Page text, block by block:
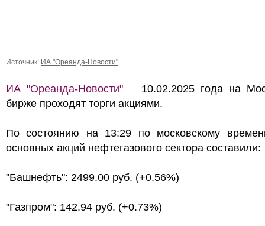
Источник: ИА "Ореанда-Новости"
ИА "Ореанда-Новости" 10.02.2025 года на
бирже проходят торги акциями.
По состоянию на 13:29 по московскому
основных акций нефтегазового сектора составили:
"Башнефть": 2499.00 руб. (+0.56%)
"Газпром": 142.94 руб. (+0.73%)